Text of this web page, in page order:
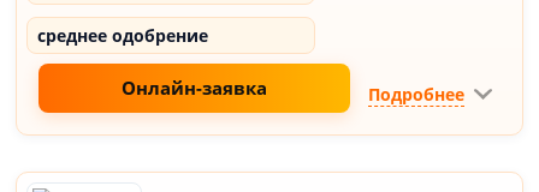
среднее одобрение
Онлайн-заявка Подробнее